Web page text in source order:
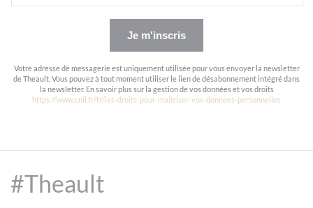
Je m'inscris
Votre adresse de messagerie est uniquement utilisée pour vous envoyer la newsletter
de Theault. Vous pouvez à tout moment utiliser le lien de désabonnement intégré dans
la newsletter. En savoir plus sur la gestion de vos données et vos droits
https://www.cnil.fr/fr/les-droits-pour-maitriser-vos-donnees-personnelles
#Theault